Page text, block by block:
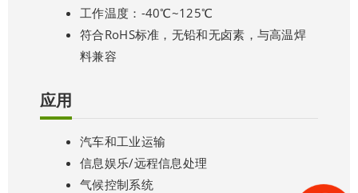
工作温度：-40℃~125℃
符合RoHS标准，无铅和无卤素，与高温焊
料兼容
应用
汽车和工业运输
信息娱乐/远程信息处理
气候控制系统